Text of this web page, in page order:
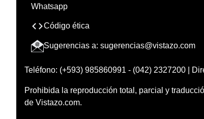
Código ética
Sugerencias a: sugerencias@vistazo.com
Teléfono: (+593) 985860991 - (042) 2327200 |
Prohibida la reproducción total, parcial y
de Vistazo.com.